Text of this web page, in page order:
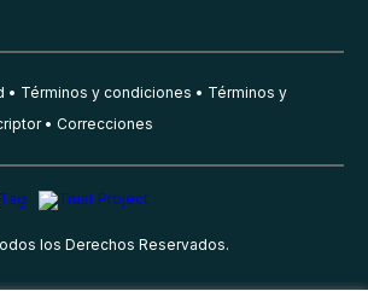
Términos y condiciones
Términos y
Correcciones
los Derechos Reservados.